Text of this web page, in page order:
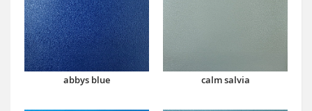
abbys blue calm salvia